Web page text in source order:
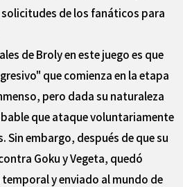
de los fanáticos para
de Broly en este juego es que
que comienza en la etapa
pero dada su naturaleza
que ataque voluntariamente
Sin embargo, después de que su
Goku y Vegeta, quedó
y enviado al mundo de